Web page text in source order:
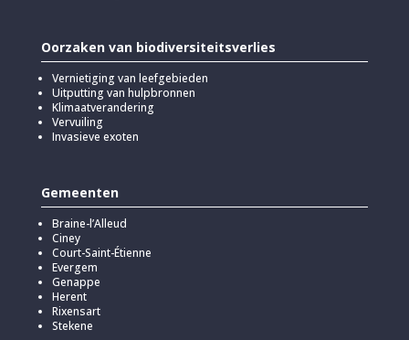
Oorzaken van biodiversiteitsverlies
Vernietiging van leefgebieden
Uitputting van hulpbronnen
Klimaatverandering
Vervuiling
Invasieve exoten
Gemeenten
Braine-l’Alleud
Ciney
Court-Saint-Étienne
Evergem
Genappe
Herent
Rixensart
Stekene